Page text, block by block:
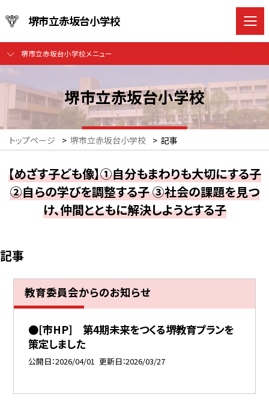
堺市立赤坂台小学校
堺市立赤坂台小学校メニュー
堺市立赤坂台小学校
トップページ > 堺市立赤坂台小学校 > 記事
【めざす子ども像】①自分もまわりも大切にする子
②自らの学びを調整する子 ③社会の課題を見つ
け、仲間とともに解決しようとする子
記事
教育委員会からのお知らせ
●[市HP] 第4期未来をつくる堺教育プランを
策定しました
公開日 2026/04/01 更新日 2026/03/27